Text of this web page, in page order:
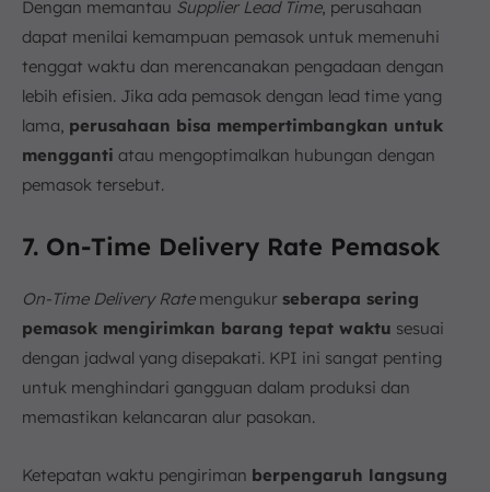
Dengan memantau Supplier Lead Time, perusahaan
dapat menilai kemampuan pemasok untuk memenuhi
tenggat waktu dan merencanakan pengadaan dengan
lebih efisien. Jika ada pemasok dengan lead time yang
lama, perusahaan bisa mempertimbangkan untuk
mengganti atau mengoptimalkan hubungan dengan
pemasok tersebut.
7. On-Time Delivery Rate Pemasok
On-Time Delivery Ratemengukur seberapa sering
pemasok mengirimkan barang tepat waktu sesuai
dengan jadwal yang disepakati. KPI ini sangat penting
untuk menghindari gangguan dalam produksi dan
memastikan kelancaran alur pasokan.
Ketepatan waktu pengiriman berpengaruh langsung